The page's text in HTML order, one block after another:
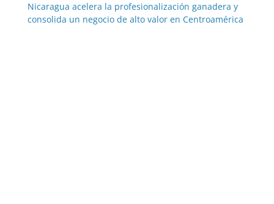
Nicaragua acelera la profesionalización ganadera y
consolida un negocio de alto valor en Centroamérica